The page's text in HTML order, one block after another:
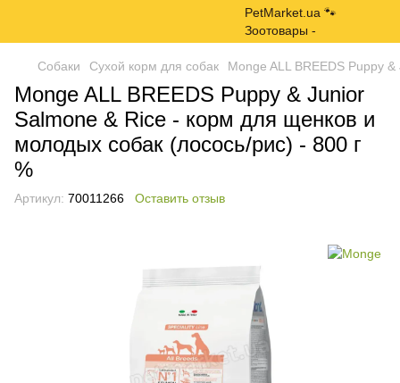
Собаки Сухой корм для собак Monge ALL BREEDS Puppy
Monge ALL BREEDS Puppy & Junior
Salmone & Rice - корм для щенков и
молодых собак (лосось/рис) - 800 г
%
Артикул: 70011266 Оставить отзыв